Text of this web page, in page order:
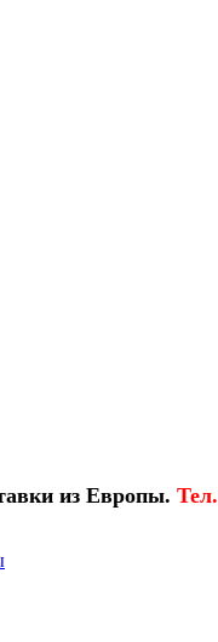
из Европы. Тел.